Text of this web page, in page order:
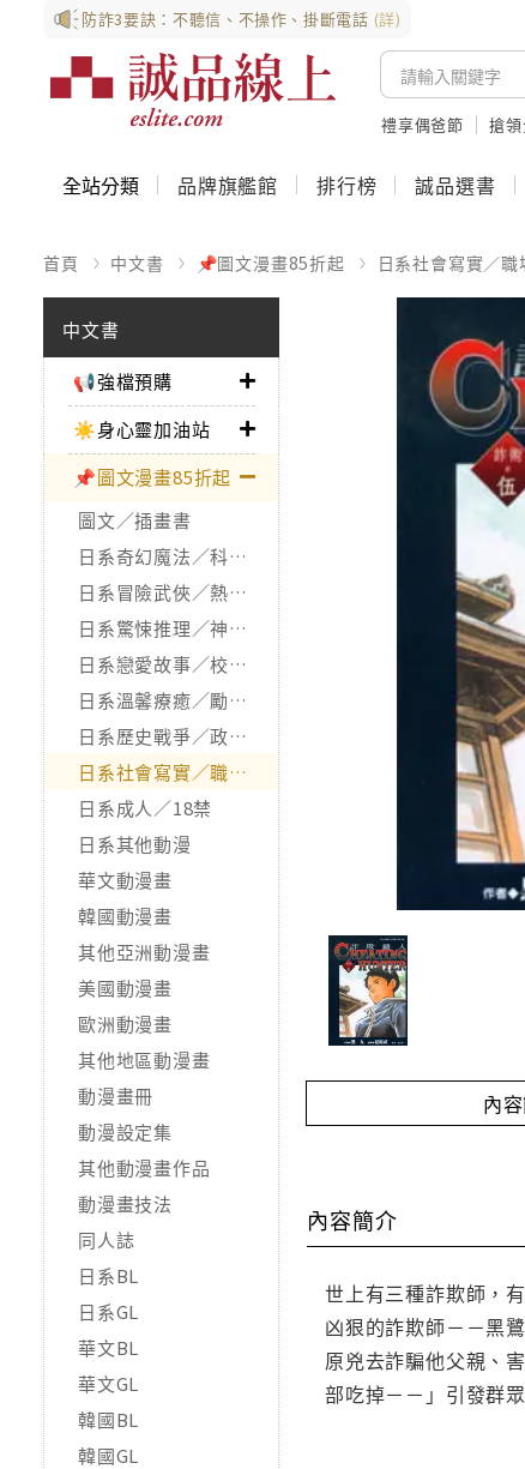
防詐3要訣：不聽信、不操作、掛斷電話 (詳)
禮享偶爸節 搶
全站分類 品牌旗艦館 排行榜 誠品選書
首頁 中文書 📌圖文漫畫85折起 日系社會寫實／職
中文書
📢強檔預購
☀️身心靈加油站
📌圖文漫畫85折起
圖文／插畫書
日系奇幻魔法／科幻冒險
日系冒險武俠／熱血運動
日系驚悚推理／神怪靈異
日系戀愛故事／校園青春
日系溫馨療癒／勵志搞笑
日系歷史戰爭／政治宗教
日系社會寫實／職場職人
日系成人／18禁
日系其他動漫
華文動漫畫
韓國動漫畫
其他亞洲動漫畫
美國動漫畫
歐洲動漫畫
其他地區動漫畫
動漫畫冊
動漫設定集
其他動漫畫作品
動漫畫技法
同人誌
日系BL
日系GL
華文BL
華文GL
韓國BL
韓國GL
內
內容簡介
世上有三種詐欺師，
凶狠的詐欺師－－黑
原兇去詐騙他父親、
部吃掉－－」引發群